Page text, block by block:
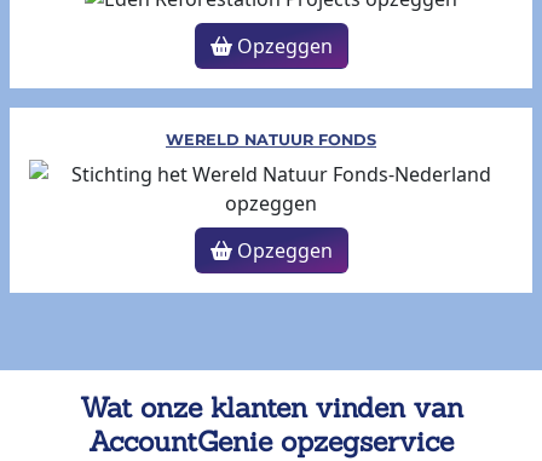
Opzeggen
WERELD NATUUR FONDS
Opzeggen
Wat onze klanten vinden van
AccountGenie opzegservice